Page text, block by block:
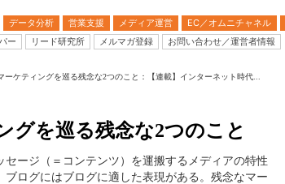
データ分析 営業支援 メディア運営 EC／オムニチャネル
ー
リード研究所 メルマガ登録 お問い合わせ／運営者情報
ケティングを巡る残念な2つのこと：【連載】インターネット時代...
を巡る残念な2つのこと
ージ（＝コンテンツ）を運搬するメディアの特性
ログにはブログに適した表現がある。残念なマー